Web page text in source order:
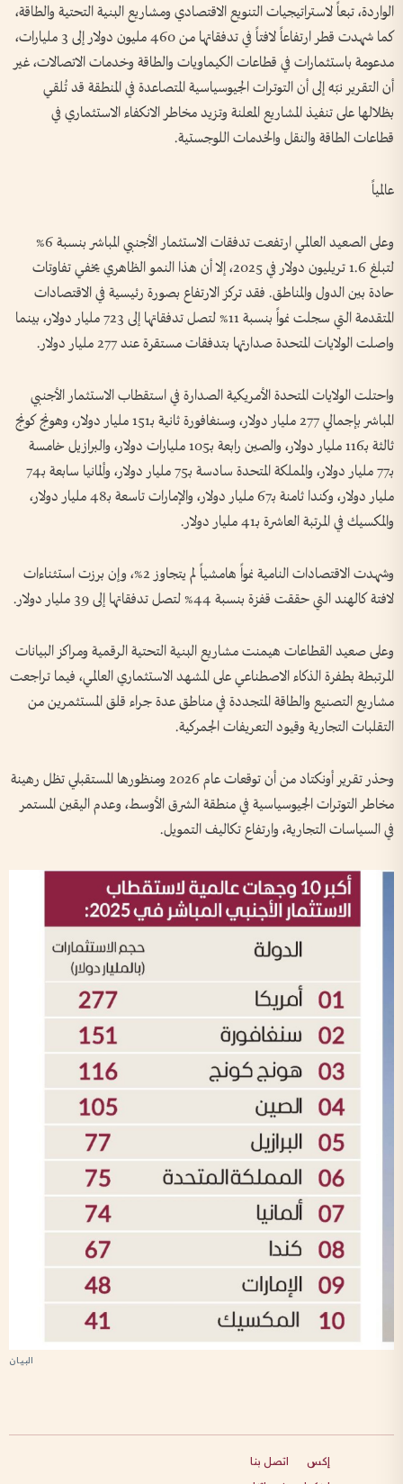
الواردة، تبعاً لاستراتيجيات التنويع الاقتصادي ومشاريع البنية التحتية والطاقة،
كما شهدت قطر ارتفاعاً لافتاً في تدفقاتها من 460 مليون دولار إلى 3 مليارات،
مدعومة باستثمارات في قطاعات الكيماويات والطاقة وخدمات الاتصالات، غير
أن التقرير نبّه إلى أن التوترات الجيوسياسية المتصاعدة في المنطقة قد تُلقي
بظلالها على تنفيذ المشاريع المعلنة وتزيد مخاطر الانكفاء الاستثماري في
قطاعات الطاقة والنقل والخدمات اللوجستية.
عالمياً
وعلى الصعيد العالمي ارتفعت تدفقات الاستثمار الأجنبي المباشر بنسبة 6%
لتبلغ 1.6 تريليون دولار في 2025، إلا أن هذا النمو الظاهري يخفي تفاوتات
حادة بين الدول والمناطق. فقد تركز الارتفاع بصورة رئيسية في الاقتصادات
المتقدمة التي سجلت نمواً بنسبة 11% لتصل تدفقاتها إلى 723 مليار دولار، بينما
واصلت الولايات المتحدة صدارتها بتدفقات مستقرة عند 277 مليار دولار.
واحتلت الولايات المتحدة الأمريكية الصدارة في استقطاب الاستثمار الأجنبي
المباشر بإجمالي 277 مليار دولار، وسنغافورة ثانية بـ151 مليار دولار، وهونج كونج
ثالثة بـ116 مليار دولار، والصين رابعة بـ105 مليارات دولار، والبرازيل خامسة
بـ77 مليار دولار، والمملكة المتحدة سادسة بـ75 مليار دولار، وألمانيا سابعة بـ74
مليار دولار، وكندا ثامنة بـ67 مليار دولار، والإمارات تاسعة بـ48 مليار دولار،
والمكسيك في المرتبة العاشرة بـ41 مليار دولار.
وشهدت الاقتصادات النامية نمواً هامشياً لم يتجاوز 2%، وإن برزت استثناءات
لافتة كالهند التي حققت قفزة بنسبة 44% لتصل تدفقاتها إلى 39 مليار دولار.
وعلى صعيد القطاعات هيمنت مشاريع البنية التحتية الرقمية ومراكز البيانات
المرتبطة بطفرة الذكاء الاصطناعي على المشهد الاستثماري العالمي، فيما تراجعت
مشاريع التصنيع والطاقة المتجددة في مناطق عدة جراء قلق المستثمرين من
التقلبات التجارية وقيود التعريفات الجمركية.
وحذر تقرير أونكتاد من أن توقعات عام 2026 ومنظورها المستقبلي تظل رهينة
مخاطر التوترات الجيوسياسية في منطقة الشرق الأوسط، وعدم اليقين المستمر
في السياسات التجارية، وارتفاع تكاليف التمويل.
إكس
اتصل بنا